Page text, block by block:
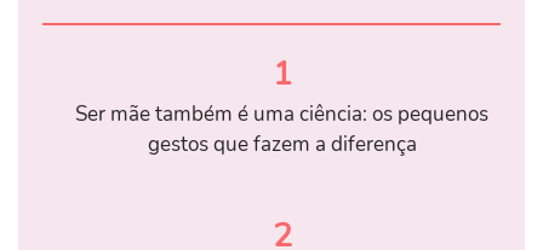
1
Ser mãe também é uma ciência: os pequenos
gestos que fazem a diferença
2